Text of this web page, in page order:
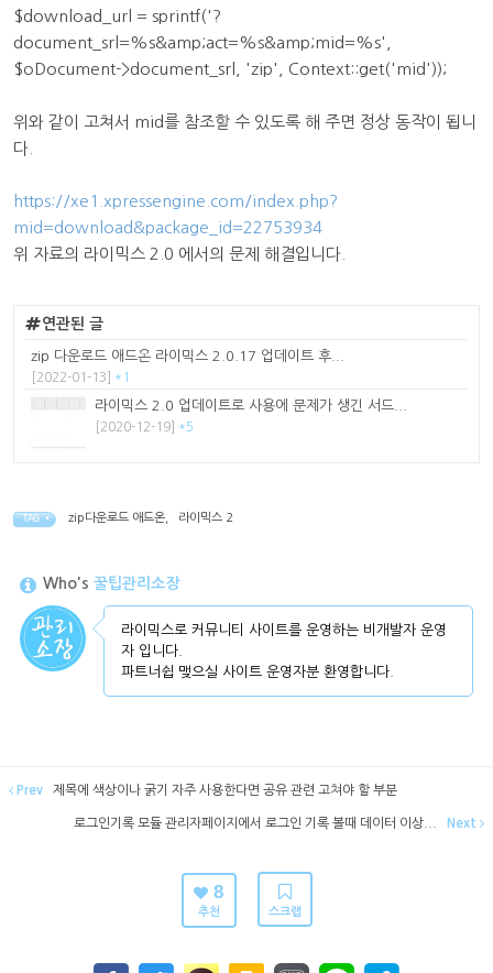
$download_url = sprintf('?
document_srl=%s&amp;act=%s&amp;mid=%s',
$oDocument->document_srl, 'zip', Context::get('mid'));
위와 같이 고쳐서 mid를 참조할 수 있도록 해 주면 정상 동작이 됩니
다.
https://xe1.xpressengine.com/index.php?
mid=download&package_id=22753934
위 자료의 라이믹스 2.0 에서의 문제 해결입니다.
연관된 글
zip 다운로드 애드온 라이믹스 2.0.17 업데이트 후...
[2022-01-13] *1
라이믹스 2.0 업데이트로 사용에 문제가 생긴 서드...
[2020-12-19] *5
TAG • zip다운로드 애드온 라이믹스 2
Who's 꿀팁관리소장
라이믹스로 커뮤니티 사이트를 운영하는 비개발자 운영
자 입니다.
파트너쉽 맺으실 사이트 운영자분 환영합니다.
Prev 제목에 색상이나 굵기 자주 사용한다면 공유 관련 고쳐야 할 부분
로그인기록 모듈 관리자페이지에서 로그인 기록 볼때 데이터 이상... Next
8
추천 스크랩